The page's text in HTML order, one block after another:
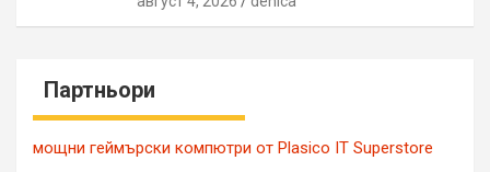
Партньори
мощни геймърски компютри от Plasico IT Superstore